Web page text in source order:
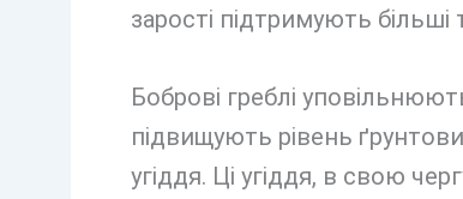
зарості підтримують більші
Боброві греблі
підвищують рівень
угіддя. Ці угіддя, в свою